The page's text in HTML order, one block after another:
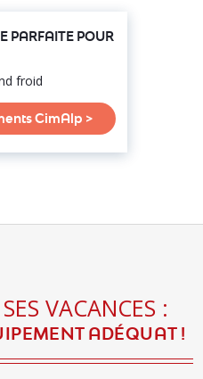
PARFAITE POUR
froid
CimAlp >
VACANCES :
ADÉQUAT !